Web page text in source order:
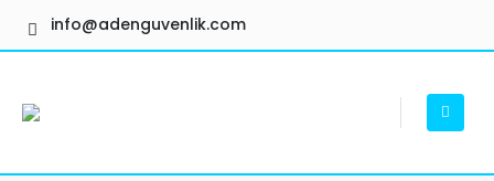
info@adenguvenlik.com